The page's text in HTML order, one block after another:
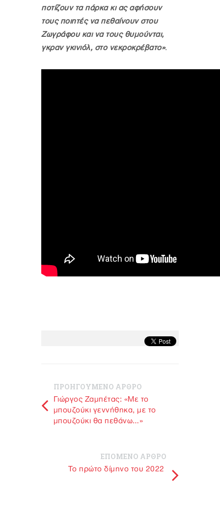
ποτίζουν τα πάρκα κι ας αφήσουν
τους ποιητές να πεθαίνουν στου
Ζωγράφου και να τους θυμούνται,
γκραν γκινιόλ, στο νεκροκρέβατο».
ΠΡΟΗΓΟΥΜΕΝΟ ΑΡΘΡΟ
Γιώργος Ζαμπέτας: «Με το
μπουζούκι γεννήθηκα, με το
μπουζούκι θα πεθάνω…»
ΕΠΟΜΕΝΟ ΑΡΘΡΟ
Το πρώτο δίμηνο του 2022